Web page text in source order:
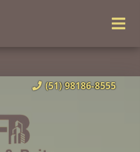
(51) 98186-8555